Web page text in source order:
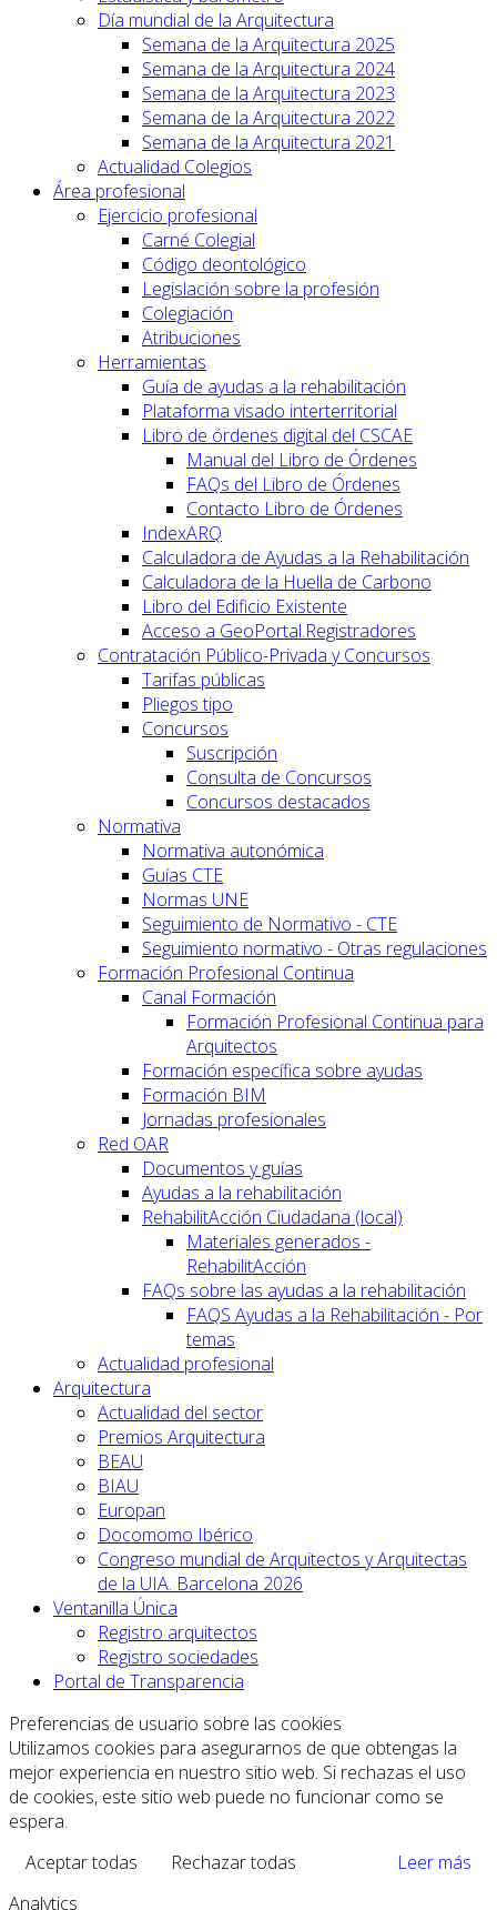
Día mundial de la Arquitectura
Semana de la Arquitectura 2025
Semana de la Arquitectura 2024
Semana de la Arquitectura 2023
Semana de la Arquitectura 2022
Semana de la Arquitectura 2021
Actualidad Colegios
Área profesional
Ejercicio profesional
Carné Colegial
Código deontológico
Legislación sobre la profesión
Colegiación
Atribuciones
Herramientas
Guía de ayudas a la rehabilitación
Plataforma visado interterritorial
Libro de órdenes digital del CSCAE
Manual del Libro de Órdenes
FAQs del Libro de Órdenes
Contacto Libro de Órdenes
IndexARQ
Calculadora de Ayudas a la Rehabilitación
Calculadora de la Huella de Carbono
Libro del Edificio Existente
Acceso a GeoPortal.Registradores
Contratación Público-Privada y Concursos
Tarifas públicas
Pliegos tipo
Concursos
Suscripción
Consulta de Concursos
Concursos destacados
Normativa
Normativa autonómica
Guías CTE
Normas UNE
Seguimiento de Normativo - CTE
Seguimiento normativo - Otras regulaciones
Formación Profesional Continua
Canal Formación
Formación Profesional Continua para
Arquitectos
Formación específica sobre ayudas
Formación BIM
Jornadas profesionales
Red OAR
Documentos y guías
Ayudas a la rehabilitación
RehabilitAcción Ciudadana (local)
Materiales generados -
RehabilitAcción
FAQs sobre las ayudas a la rehabilitación
FAQS Ayudas a la Rehabilitación - Por
temas
Actualidad profesional
Arquitectura
Actualidad del sector
Premios Arquitectura
BEAU
BIAU
Europan
Docomomo Ibérico
Congreso mundial de Arquitectos y Arquitectas
de la UIA. Barcelona 2026
Ventanilla Única
Registro arquitectos
Registro sociedades
Portal de Transparencia
Preferencias de usuario sobre las cookies
Utilizamos cookies para asegurarnos de que obtengas la
mejor experiencia en nuestro sitio web. Si rechazas el uso
de cookies, este sitio web puede no funcionar como se
espera.
Aceptar todas
Rechazar todas
Leer más
Analytics